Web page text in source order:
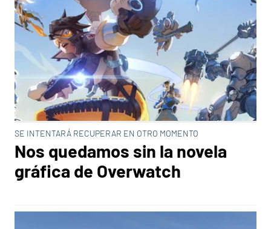
SE INTENTARÁ RECUPERAR EN OTRO MOMENTO
Nos quedamos sin la novela
gráfica de Overwatch